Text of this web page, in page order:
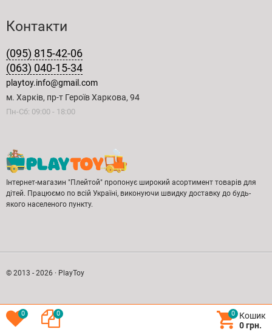
Контакти
(095) 815-42-06
(063) 040-15-34
playtoy.info@gmail.com
м. Харків, пр-т Героїв Харкова, 94
Пн-Сб: 09:00 - 18:00
Інтернет-магазин "Плейтой" пропонує широкий асортимент товарів для
дітей. Працюємо по всій Україні, виконуючи швидку доставку до будь-
якого населеного пункту.
© 2013 - 2026 · PlayToy
0 0 0
Кошик
0 грн.